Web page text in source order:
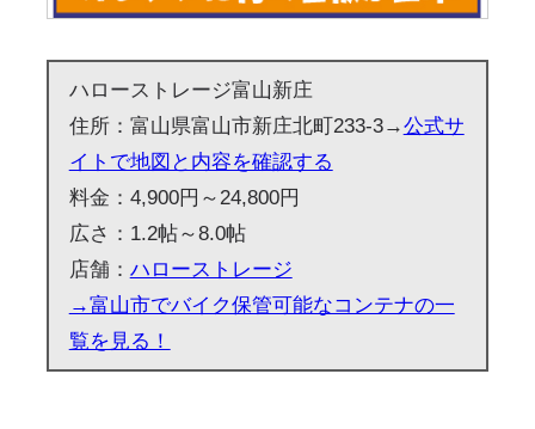
ハローストレージ富山新庄
住所：富山県富山市新庄北町233-3→公式サ
イトで地図と内容を確認する
料金：4,900円～24,800円
広さ：1.2帖～8.0帖
店舗： ハローストレージ
→富山市でバイク保管可能なコンテナの一
覧を見る！